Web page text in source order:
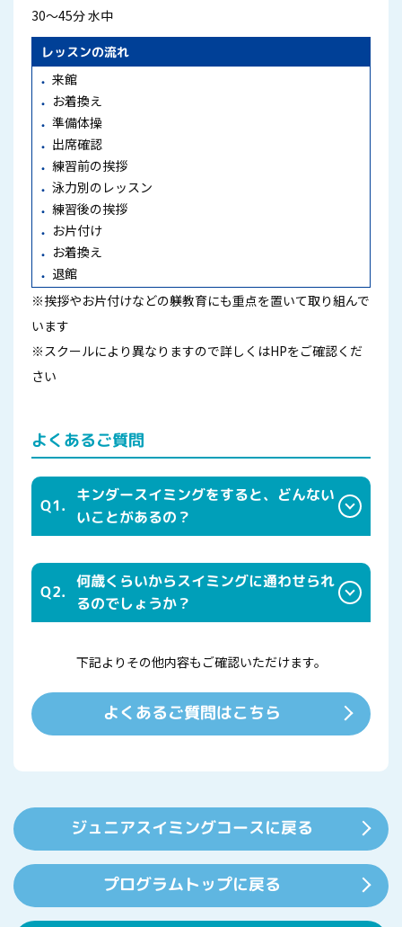
30～45分 水中
レッスンの流れ
来館
お着換え
準備体操
出席確認
練習前の挨拶
泳力別のレッスン
練習後の挨拶
お片付け
お着換え
退館
※挨拶やお片付けなどの躾教育にも重点を置いて取り組んで
います
※スクールにより異なりますので詳しくはHPをご確認くだ
さい
よくあるご質問
Q1.
キンダースイミングをすると、どんない
いことがあるの？
うメリットがあります。又、体が丈夫になり、風邪を引きに
くくなった、といわれる方もいらっしゃいます。それは体温
調節機能が向上するとともに免疫力が高まるからです。赤ち
なるので、スイミングの上達が速いという面もあります。
Q2.
何歳くらいからスイミングに通わせられ
るのでしょうか？
話が成り立たなくても、経験豊富なコーチにお任せくださ
る時期です。保護者の方から離れて行動することで、自立の
第一歩を踏み出すことになります。初めての集団行動での体
す。
下記よりその他内容もご確認いただけます。
よくあるご質問はこちら
ジュニアスイミングコースに戻る
プログラムトップに戻る